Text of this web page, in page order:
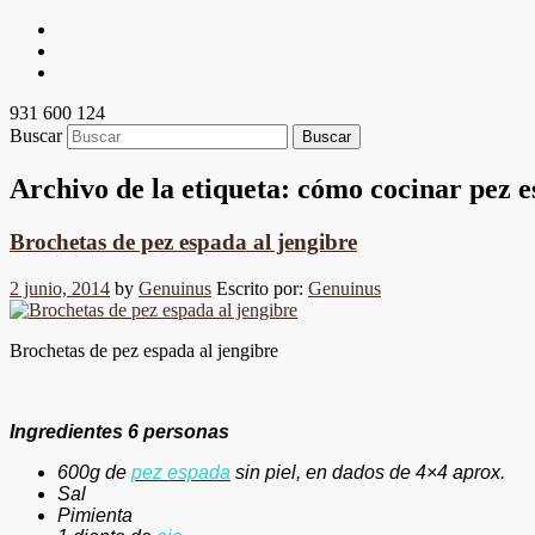
931 600 124
Buscar
Archivo de la etiqueta: cómo cocinar pez
Brochetas de pez espada al jengibre
2 junio, 2014 by Genuinus Escrito por: Genuinus
Brochetas de pez espada al jengibre
Ingredientes 6 personas
600g de pez espada sin piel, en dados de 4×4 aprox.
Sal
Pimienta